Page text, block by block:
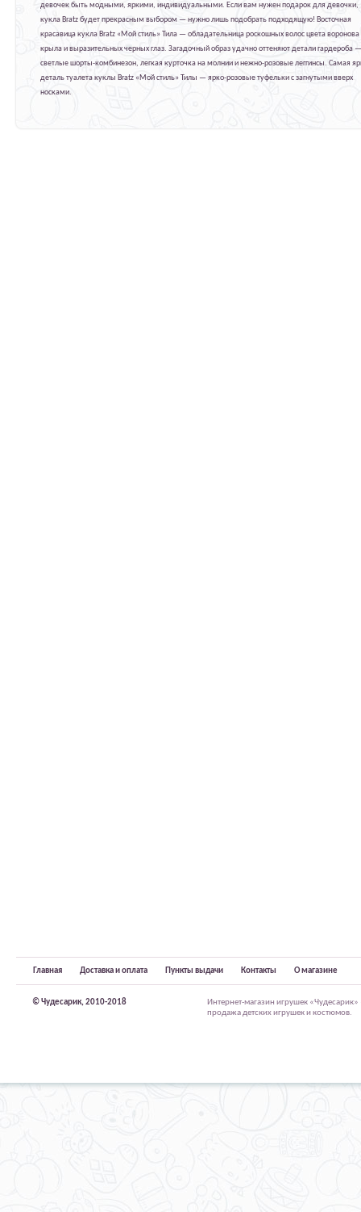
девочек быть модными, яркими, индивидуальными. Если вам нужен подарок для девочки,
кукла Bratz будет прекрасным выбором — нужно лишь подобрать подходящую! Восточная
красавица кукла Bratz «Мой стиль» Тила — обладательница роскошных волос цвета воронова
крыла и выразительных черных глаз. Загадочный образ удачно оттеняют детали гардероба —
светлые шорты-комбинезон, легкая курточка на молнии и нежно-розовые леггинсы. Самая
деталь туалета куклы Bratz «Мой стиль» Тилы — ярко-розовые туфельки с загнутыми вверх
носками.
Главная Доставка и оплата Пункты выдачи Контакты О магазине
© Чудесарик, 2010-2018
Интернет-магазин игрушек
продажа детских игрушек и костюмов.